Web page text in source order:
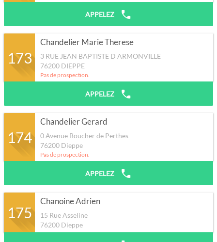
APPELEZ
173
Chandelier Marie Therese
3 RUE JEAN BAPTISTE D ARMONVILLE
76200 DIEPPE
Pas de prospection.
APPELEZ
174
Chandelier Gerard
0 Avenue Boucher de Perthes
76200 Dieppe
Pas de prospection.
APPELEZ
175
Chanoine Adrien
15 Rue Asseline
76200 Dieppe